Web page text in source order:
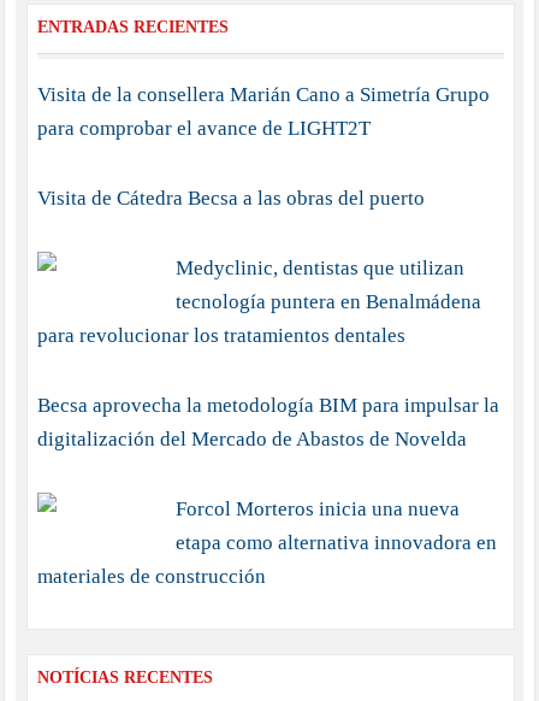
ENTRADAS RECIENTES
Visita de la consellera Marián Cano a Simetría Grupo
para comprobar el avance de LIGHT2T
Visita de Cátedra Becsa a las obras del puerto
Medyclinic, dentistas que utilizan
tecnología puntera en Benalmádena
para revolucionar los tratamientos dentales
Becsa aprovecha la metodología BIM para impulsar la
digitalización del Mercado de Abastos de Novelda
Forcol Morteros inicia una nueva
etapa como alternativa innovadora en
materiales de construcción
NOTÍCIAS RECENTES